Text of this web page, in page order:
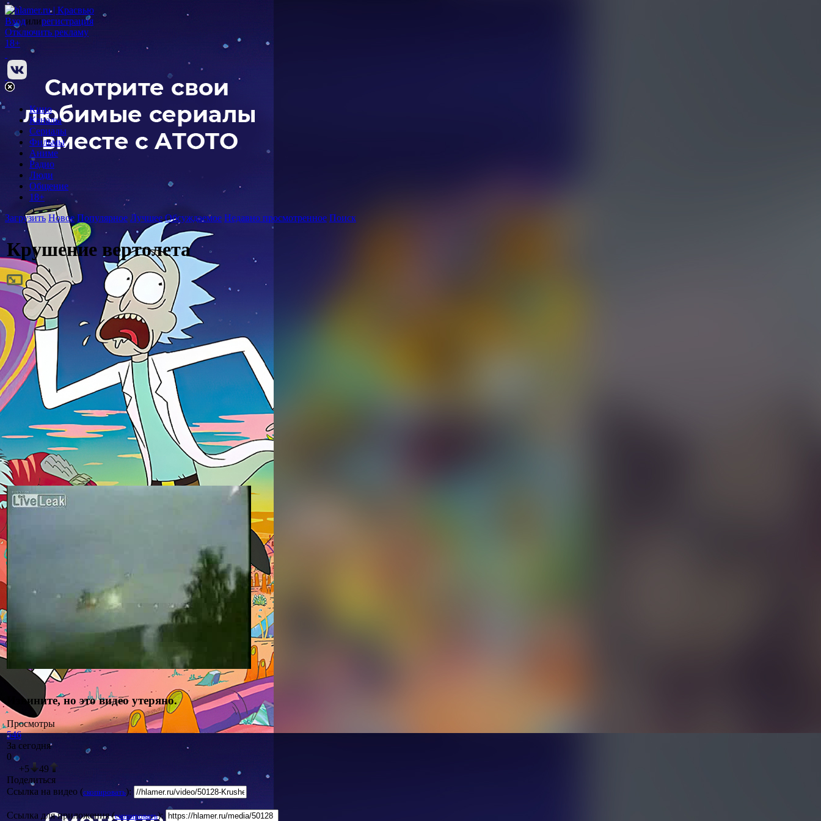
Входилирегистрация
Отключить рекламу
18+
Кино
Каналы
Сериалы
Фильмы
Аниме
Радио
Люди
Общение
18+
Загрузить Новое Популярное Лучшее Обсуждаемое Недавно просмотренное Поиск
Крушение вертолета
Извините, но это видео утеряно.
Просмотры
546
За сегодня
0
+5
49
Поделиться
Ссылка на видео (скопировать):
Ссылка для приложения (скопировать):